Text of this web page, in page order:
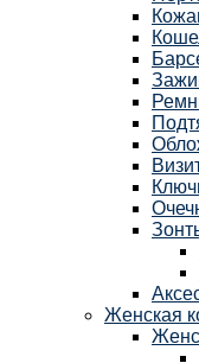
Женская